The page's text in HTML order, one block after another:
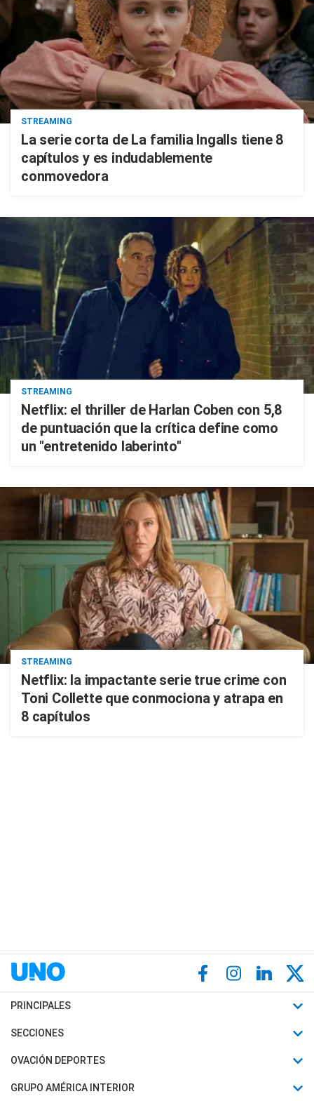
STREAMING
La serie corta de La familia Ingalls tiene 8
capítulos y es indudablemente
conmovedora
STREAMING
Netflix: el thriller de Harlan Coben con 5,8
de puntuación que la crítica define como
un "entretenido laberinto"
STREAMING
Netflix: la impactante serie true crime con
Toni Collette que conmociona y atrapa en
8 capítulos
PRINCIPALES
Últimas Noticias
Política
SECCIONES
Horóscopo
Motores
OVACIÓN DEPORTES
Fútbol
GRUPO AMÉRICA INTERIOR